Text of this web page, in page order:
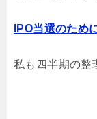
IPO当選のため
私も四半期の整